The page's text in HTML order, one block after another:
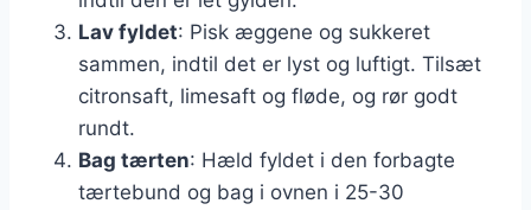
Lav fyldet: Pisk æggene og sukkeret
sammen, indtil det er lyst og luftigt. Tilsæt
citronsaft, limesaft og fløde, og rør godt
rundt.
Bag tærten: Hæld fyldet i den forbagte
tærtebund og bag i ovnen i 25-30